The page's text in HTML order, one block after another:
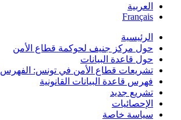
العربية
Français
الرئيسية
حول مركز جنيف لحوكمة قطاع الأمن
حول قاعدة البيانات
تشريعات قطاع الأمن في تونس: الفهرس 1956-2011
فهرس قاعدة البيانات القانونية
تشريع جديد
الإحصائيات
سياسة خاصة